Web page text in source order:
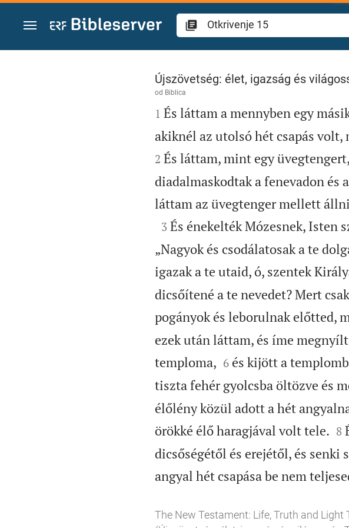
Skoči na sadržaj
Otkrivenje 15
Újszövetség: élet, igazság és
od Biblica

1 És láttam a mennyben egy
akiknél az utolsó hét csapás
2 És láttam, mint egy
diadalmaskodtak a fenevadon és
láttam az üvegtenger mellett

3 És énekelték Mózesnek, Isten
„Nagyok és csodálatosak a te
igazak a te utaid, ó, szentek
dicsőítené a te nevedet? Mert
pogányok és leborulnak előtted,
ezek után láttam, és íme
temploma,
6 és kijött a
tiszta fehér gyolcsba öltözve és
élőlény közül adott a hét
örökké élő haragjával volt tele.
8
dicsőségétől és erejétől, és senki
angyal hét csapása be nem
The New Testament: Life, Truth and Light